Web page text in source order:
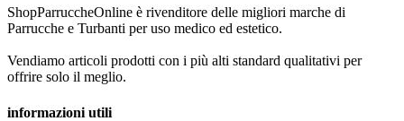
ShopParruccheOnline è rivenditore delle migliori marche di
Parrucche e Turbanti per uso medico ed estetico.
Vendiamo articoli prodotti con i più alti standard qualitativi per
offrire solo il meglio.
informazioni utili